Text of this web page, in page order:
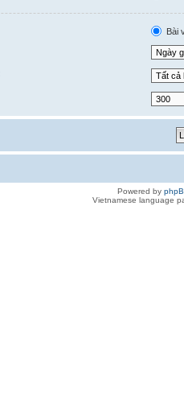
Bài
Powered by
Vietnamese language